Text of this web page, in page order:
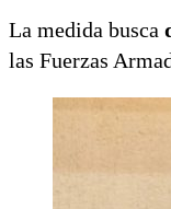
La medida busca
las Fuerzas